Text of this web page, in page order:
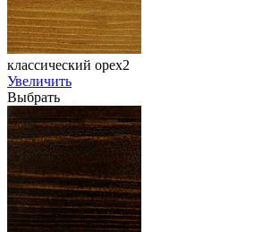
классический орех2
Увеличить
Выбрать